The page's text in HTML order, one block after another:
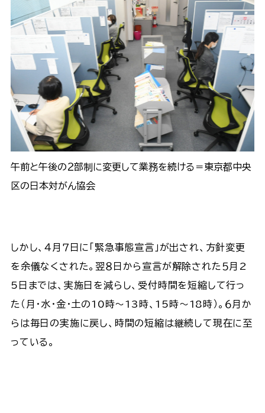
午前と午後の２部制に変更して業務を続ける＝東京都中央
区の日本対がん協会
しかし、４月７日に「緊急事態宣言」が出され、方針変更
を余儀なくされた。翌８日から宣言が解除された５月2
5日までは、実施日を減らし、受付時間を短縮して行っ
た（月・水・金・土の10時～13時、15時～18時）。６月か
らは毎日の実施に戻し、時間の短縮は継続して現在に至
っている。